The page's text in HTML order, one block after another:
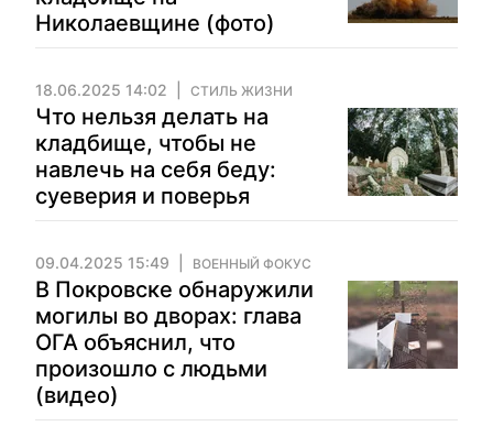
Николаевщине (фото)
18.06.2025 14:02 СТИЛЬ ЖИЗНИ
Что нельзя делать на
кладбище, чтобы не
навлечь на себя беду:
суеверия и поверья
09.04.2025 15:49 ВОЕННЫЙ ФОКУС
В Покровске обнаружили
могилы во дворах: глава
ОГА объяснил, что
произошло с людьми
(видео)